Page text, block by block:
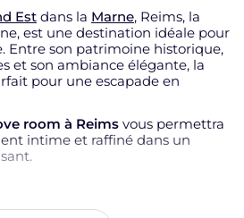
Est dans la Marne, Reims, la
est une destination idéale pour
Entre son patrimoine historique,
et son ambiance élégante, la
pour une escapade en
room à Reims vous permettra
intime et raffiné dans un
romantiques